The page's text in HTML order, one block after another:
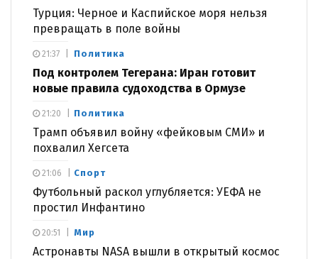
Турция: Черное и Каспийское моря нельзя
превращать в поле войны
Политика
Под контролем Тегерана: Иран готовит
новые правила судоходства в Ормузе
21:37
Политика
Трамп объявил войну «фейковым СМИ» и
похвалил Хегсета
21:20
Спорт
Футбольный раскол углубляется: УЕФА не
простил Инфантино
21:06
Мир
Астронавты NASA вышли в открытый космос
20:51